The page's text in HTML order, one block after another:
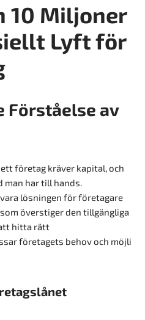
10 Miljoner
Lyft för
Förståelse av
företag kräver kapital, och
man har till hands.
lösningen för företagare
överstiger den tillgängliga
hitta rätt
företagets behov och möjli